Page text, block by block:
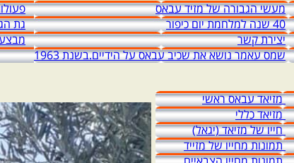
מעשי הגבורה של מזיד עבאס
40 שנה למלחמת יום כיפור
גת
יצירת קשר
שמס עאמר נושא את שכיב עבאס על הידיים.בשנת 1963
מזיאד עבאס ראשי
מזיאד כללי
חייו של מזיאד (יגאל)
תמונות מחייו של מזייד